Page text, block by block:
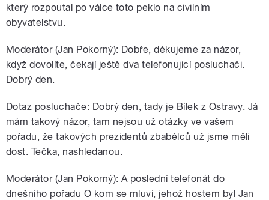
který rozpoutal po válce toto peklo na civilním
obyvatelstvu.
Moderátor (Jan Pokorný): Dobře, děkujeme za názor,
když dovolíte, čekají ještě dva telefonující posluchači.
Dobrý den.
Dotaz posluchače: Dobrý den, tady je Bílek z Ostravy. Já
mám takový názor, tam nejsou už otázky ve vašem
pořadu, že takových prezidentů zbabělců už jsme měli
dost. Tečka, nashledanou.
Moderátor (Jan Pokorný): A poslední telefonát do
dnešního pořadu O kom se mluví, jehož hostem byl Jan